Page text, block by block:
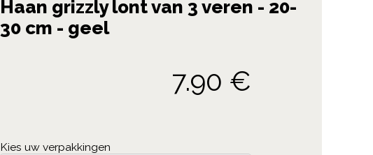
Haan grizzly lont van 3 veren - 20-
30 cm - geel
7.90 €
Kies uw verpakkingen